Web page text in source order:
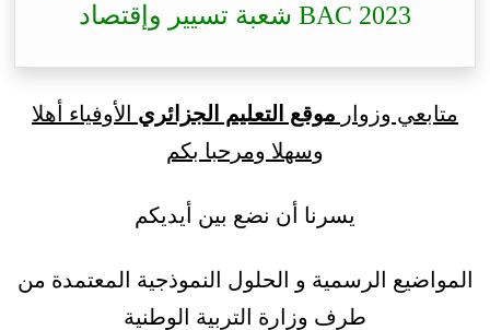
BAC 2023 شعبة تسيير وإقتصاد
متابعي وزوار موقع التعليم الجزائري الأوفياء أهلا
وسهلا ومرحبا بكم
يسرنا أن نضع بين أيديكم
المواضيع الرسمية و الحلول النموذجية المعتمدة من
طرف وزارة التربية الوطنية